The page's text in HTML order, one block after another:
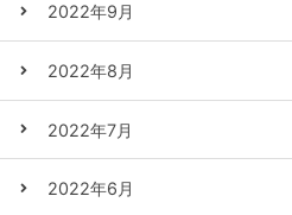
2022年9月
2022年8月
2022年7月
2022年6月